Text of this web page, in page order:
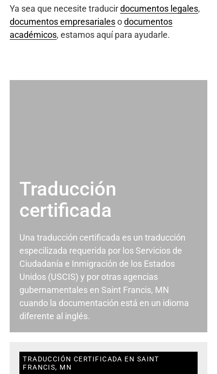
Ya sea que necesite traducirdocumentos legales,
documentos empresarialesodocumentos
académicos, estamos aquí para ayudarle.
Traducción
certificada
Una traducción certificada es un traducción
especilizada requerida por los Servicios de
Ciudadanía e Inmigración de los Estados
Unidos (USCIS) y por otras agencias
gubernamentales en Saint Francis, MN
cuando la documentación está en un idioma
diferente al inglés.
TRADUCCIÓN CERTIFICADA EN SAINT
FRANCIS, MN